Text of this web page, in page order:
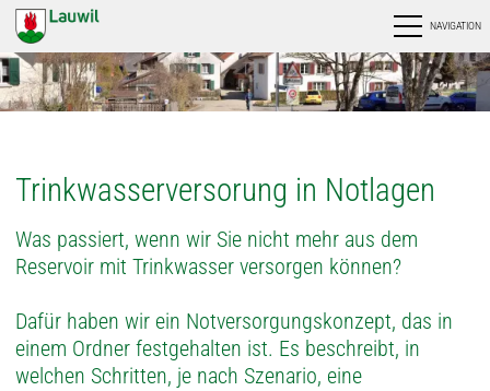
NAVIGATION
Trinkwasserversorung in Notlagen
Was passiert, wenn wir Sie nicht mehr aus dem
Reservoir mit Trinkwasser versorgen können?
Dafür haben wir ein Notversorgungskonzept, das in
einem Ordner festgehalten ist. Es beschreibt, in
welchen Schritten, je nach Szenario, eine